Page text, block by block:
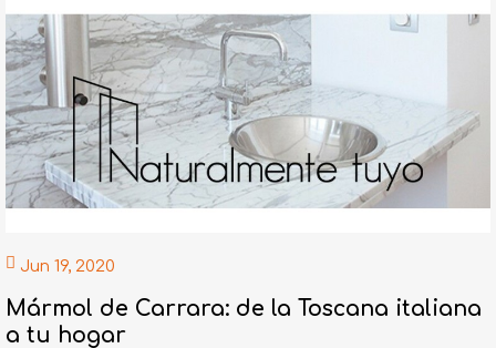
Jun 19, 2020
Mármol de Carrara: de la Toscana italiana
a tu hogar